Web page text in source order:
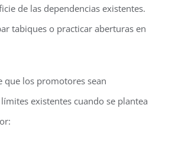
de las dependencias existentes.
tabiques o practicar aberturas en
que los promotores sean
existentes cuando se plantea